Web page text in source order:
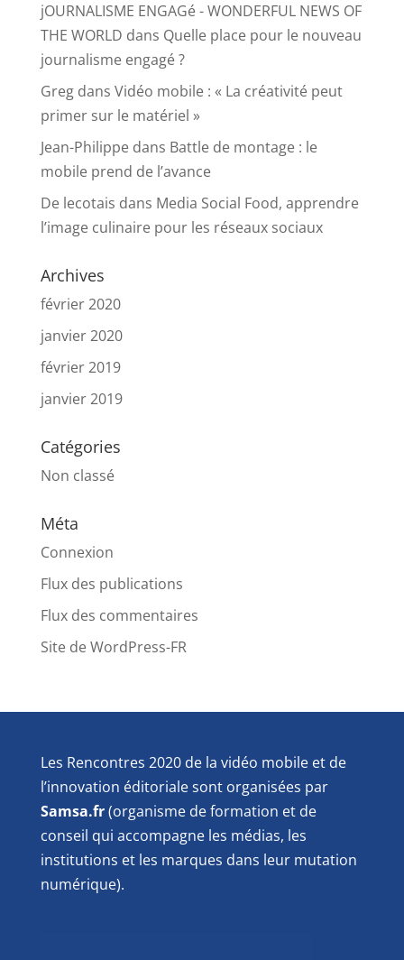
jOURNALISME ENGAGé - WONDERFUL NEWS OF
THE WORLD dans Quelle place pour le nouveau
journalisme engagé ?
Gregdans Vidéo mobile : « La créativité peut
primer sur le matériel »
Jean-Philippedans Battle de montage : le
mobile prend de l’avance
De lecotais dans Media Social Food, apprendre
l’image culinaire pour les réseaux sociaux
Archives
février 2020
janvier 2020
février 2019
janvier 2019
Catégories
Non classé
Méta
Connexion
Flux des publications
Flux des commentaires
Site de WordPress-FR
Les Rencontres 2020 de la vidéo mobile et de
l’innovation éditoriale sont organisées par
Samsa.fr(organisme de formation et de
conseil qui accompagne les médias, les
institutions et les marques dans leur mutation
numérique).